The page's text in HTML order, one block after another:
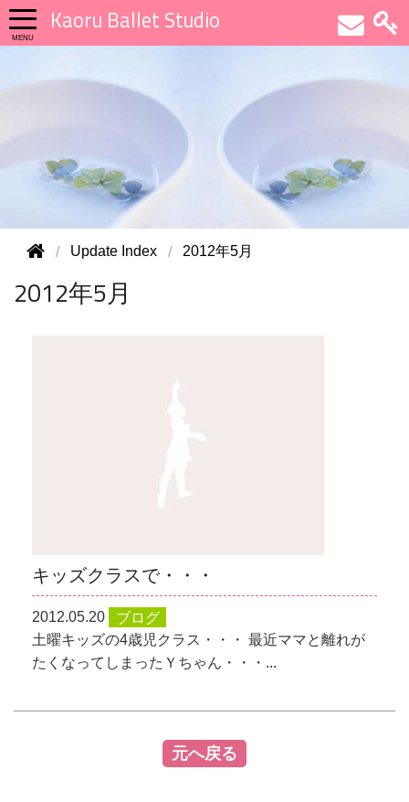
Kaoru Ballet Studio
Update Index 2012年5月
2012年5月
キッズクラスで・・・
2012.05.20
ブログ
土曜キッズの4歳児クラス・・・ 最近ママと離れが
たくなってしまったＹちゃん・・・...
元へ戻る